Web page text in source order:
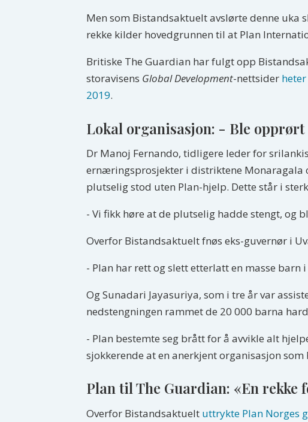
Men som Bistandsaktuelt avslørte denne uka
rekke kilder hovedgrunnen til at Plan
Britiske The Guardian har fulgt opp
storavisens Global Development-nettsider
2019.
Lokal organisasjon: - Ble opprørt
Dr Manoj Fernando, tidligere leder for
ernæringsprosjekter i distriktene Monaragala
plutselig stod uten Plan-hjelp. Dette står i
- Vi fikk høre at de plutselig hadde stengt, og
Overfor Bistandsaktuelt fnøs eks-guvernør i
- Plan har rett og slett etterlatt en masse barn
Og Sunadari Jayasuriya, som i tre år var
nedstengningen rammet de 20 000 barna
- Plan bestemte seg brått for å avvikle alt
sjokkerende at en anerkjent organisasjon
Plan til The Guardian: «En rekke
Overfor Bistandsaktuelt uttrykte Plan Norges